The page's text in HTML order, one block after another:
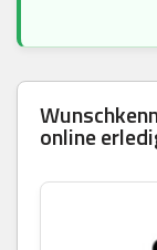
online